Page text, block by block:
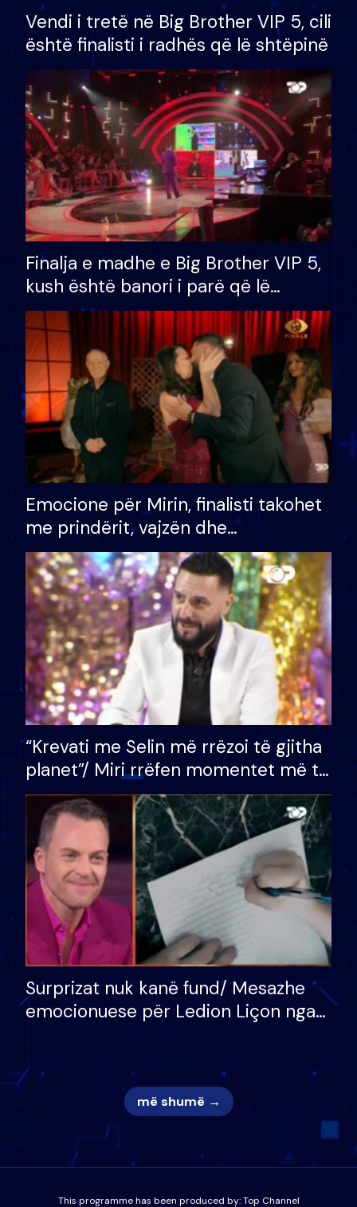
Vendi i tretë në Big Brother VIP 5, cili
është finalisti i radhës që lë shtëpinë
Finalja e madhe e Big Brother VIP 5,
kush është banori i parë që lë
shtëpinë dhe humb mundësinë për
të fituar çmimin e madh
Emocione për Mirin, finalisti takohet
me prindërit, vajzën dhe
bashkëshorten: S’kemi ndonjë letër
divorci apo jo?
“Krevati me Selin më rrëzoi të gjitha
planet”/ Miri rrëfen momentet më të
bukura në shtëpinë e BB VIP: Do më
mungojë zilja e mëngjesit kur…
Surprizat nuk kanë fund/ Mesazhe
emocionuese për Ledion Liçon nga
më shumë →
This programme has been produced by:Top Channel